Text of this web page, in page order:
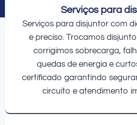
Serviços para
Serviços para disjuntor com
e preciso. Trocamos
corrigimos sobrecarga,
quedas de energia e
certificado garantindo
circuito e atendimento